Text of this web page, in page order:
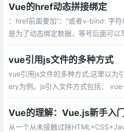
次就可以了，避免每个组件都重新写
的麻烦。
Vue的href动态拼接绑定
：href前面要加“：”或者v-bind: 字
是为了动态绑定数据，等号后面可
数据了
vue引用js文件的多种方式
vue引用js文件的多种方式,这里以为
ery为例。js引入文件方式包括：
的方法、单vue页面引用内部js方法
Vue的理解：Vue.js新手入
从一个从未接触过除